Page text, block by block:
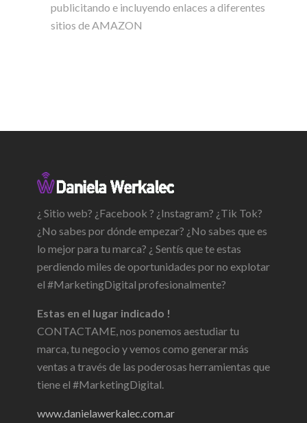
publicitando e incluyendo enlaces a diferentes
sitios de AMAZON
¿ Sitio web? ¿Facebook ? ¿Instagram? ¿Tik Tok?
¿No sabes por dónde empezar? ¿No sabes que es
lo mejor para tu marca? ¿ Sentís que te estas
perdiendo miles de oportunidades por no explotar
el #MarketingDigital profesionalmente?
Estas en el lugar indicado !
CONTACTAME, nos ponemos aestudiar tu
marca, tu negocio y vemos como generar más
ventas a través de las poderosas herramientas que
tiene el #MarketingDigital.
www.danielawerkalec.com.ar